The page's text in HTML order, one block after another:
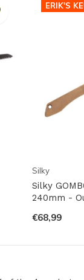
ERIK'S
Silky
Silky
240mm -
€68,99